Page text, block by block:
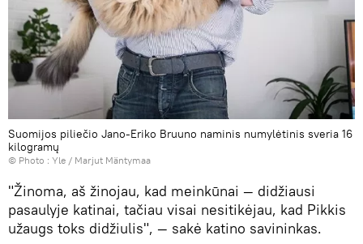
Suomijos piliečio Jano-Eriko Bruuno naminis numylėtinis sveria 16
kilogramų
© Photo : Yle / Marjut Mäntymaa
"Žinoma, aš žinojau, kad meinkūnai — didžiausi
pasaulyje katinai, tačiau visai nesitikėjau, kad Pikkis
užaugs toks didžiulis", — sakė katino savininkas.